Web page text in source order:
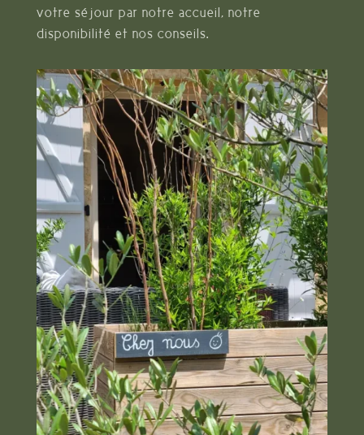
votre séjour par notre accueil, notre
disponibilité et nos conseils.